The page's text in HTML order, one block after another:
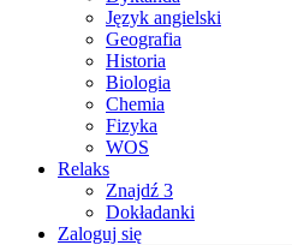
Język angielski
Geografia
Historia
Biologia
Chemia
Fizyka
WOS
Relaks
Znajdź 3
Dokładanki
Zaloguj się